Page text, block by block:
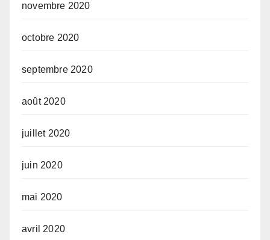
novembre 2020
octobre 2020
septembre 2020
août 2020
juillet 2020
juin 2020
mai 2020
avril 2020